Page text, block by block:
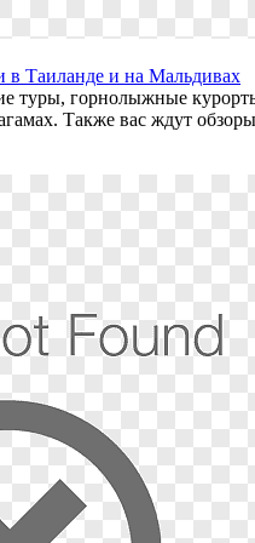
Таиланде и на Мальдивах
туры, горнолыжные
Также вас ждут